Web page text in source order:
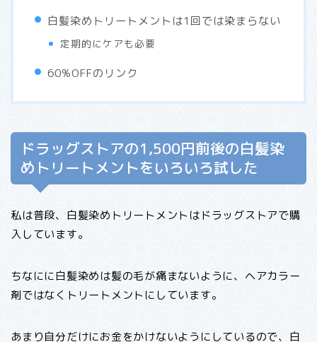
白髪染めトリートメントは1回では染まらない
定期的にケアも必要
60%OFFのリンク
ドラッグストアの1,500円前後の白髪染
めトリートメントをいろいろ試した
私は普段、白髪染めトリートメントはドラッグストアで購
入しています。
ちなにに白髪染めは髪の毛が痛まないように、ヘアカラー
剤ではなくトリートメントにしています。
あまり自分だけにお金をかけないようにしているので、白